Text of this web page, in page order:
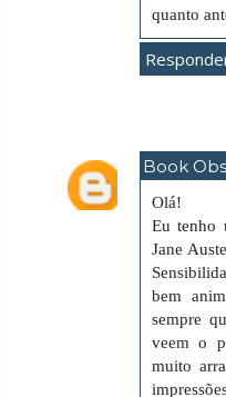
quanto
Book
Olá!
Eu tenho
Jane
bem
sempre
veem o
muito